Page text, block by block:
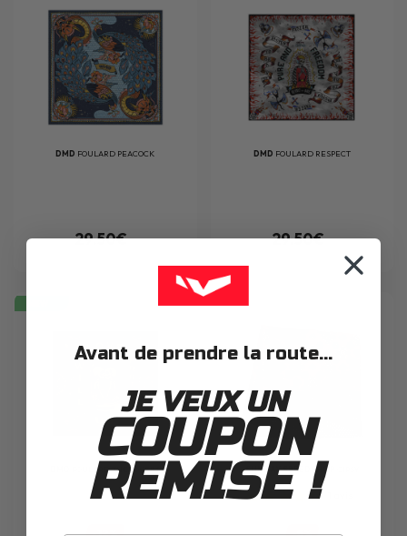
DMD FOULARD PEACOCK
29.50€
DMD FOULARD RESPECT
29.50€
FOULARD THE LOVERS
-12%
SUNDAY SPEEDSHOP
-5%
Avant de prendre la route...
JE VEUX UN
COUPON
REMISE !